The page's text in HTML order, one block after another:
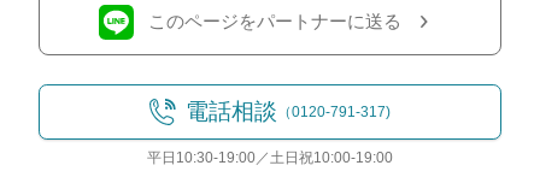
このページをパートナーに送る
電話相談 （0120-791-317)
平日10:30-19:00／土日祝10:00-19:00